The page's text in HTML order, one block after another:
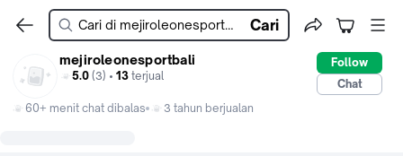
Cari
mejiroleonesportbali
5.0 (3) • 13 terjual
Follow
Chat
60+ menit chat dibalas
3 tahun berjualan